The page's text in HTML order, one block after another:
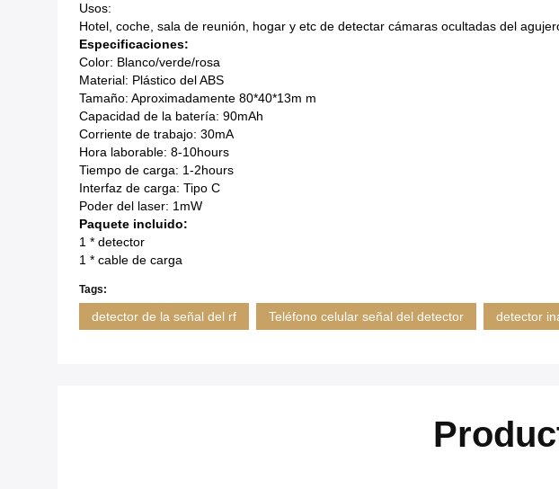
Usos:
Hotel, coche, sala de reunión, hogar y etc de detectar cámaras ocultadas del
Especificaciones:
Color: Blanco/verde/rosa
Material: Plástico del ABS
Tamaño: Aproximadamente 80*40*13m m
Capacidad de la batería: 90mAh
Corriente de trabajo: 30mA
Hora laborable: 8-10hours
Tiempo de carga: 1-2hours
Interfaz de carga: Tipo C
Poder del laser: 1mW
Paquete incluido:
1 * detector
1 * cable de carga
Tags:
detector de la señal del rf Teléfono celular señal del detector detector